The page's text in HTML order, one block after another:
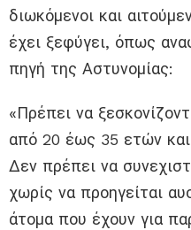
διωκόμενοι και
έχει ξεφύγει, όπως
πηγή της Αστυνομίας:
«Πρέπει να
από 20 έως 35 ετών και
Δεν πρέπει να
χωρίς να προηγείται
άτομα που έχουν για